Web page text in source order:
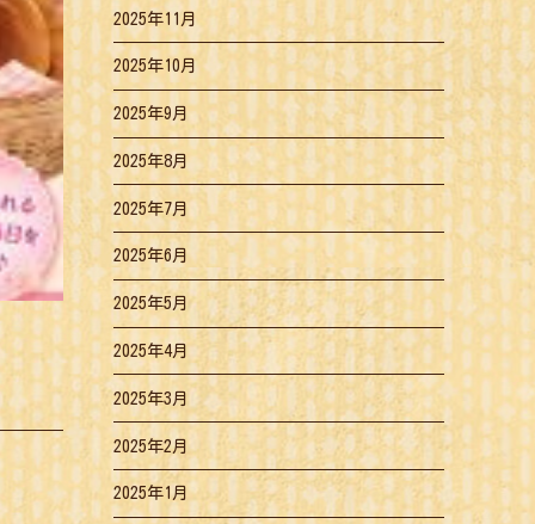
2025年11月
2025年10月
2025年9月
2025年8月
2025年7月
2025年6月
2025年5月
2025年4月
2025年3月
2025年2月
2025年1月